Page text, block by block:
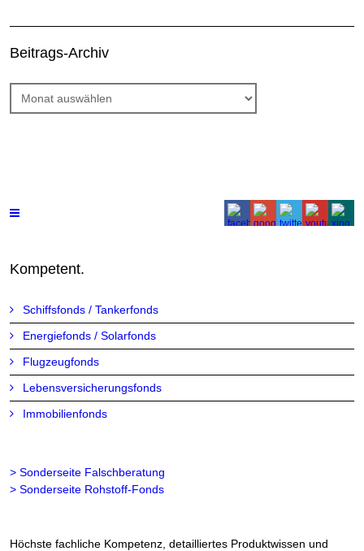
Beitrags-Archiv
Beitrags-
Archiv
Kompetent.
Schiffsfonds / Tankerfonds
Energiefonds / Solarfonds
Flugzeugfonds
Lebensversicherungsfonds
Immobilienfonds
> Sonderseite Falschberatung
> Sonderseite Rohstoff-Fonds
Höchste fachliche Kompetenz, detailliertes Produktwissen und